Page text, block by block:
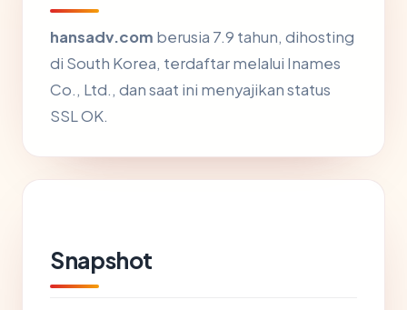
hansadv.com berusia 7.9 tahun, dihosting
di South Korea, terdaftar melalui Inames
Co., Ltd., dan saat ini menyajikan status
SSL OK.
Snapshot